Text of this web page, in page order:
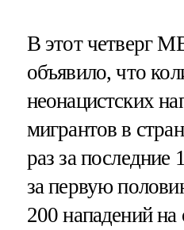
В этот четверг
объявило, что
неонацистских
мигрантов в
раз за последние
за первую
200 нападений